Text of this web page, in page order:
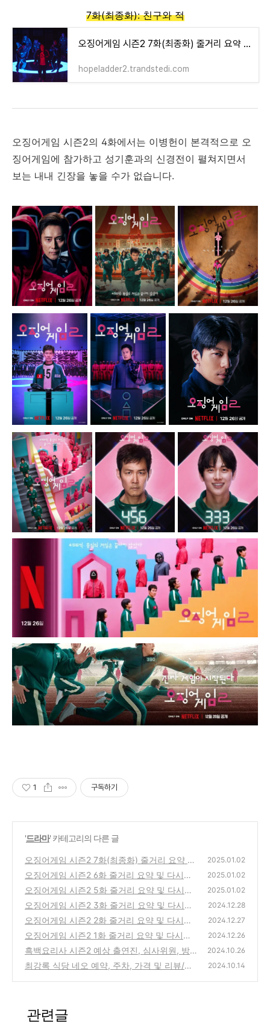
7화(최종화): 친구와 적
오징어게임 시즌2 7화(최종화) 줄거리 요약 및 다시보기
hopeladder2.trandstedi.com
오징어게임 시즌2의 4화에서는 이병헌이 본격적으로 오
징어게임에 참가하고 성기훈과의 신경전이 펼쳐지면서
보는 내내 긴장을 놓을 수가 없습니다.
1 구독하기
'드라마' 카테고리의 다른 글
오징어게임 시즌2 7화(최종화) 줄거리 요약 및
다시보기
(0)
2025.01.02
오징어게임 시즌2 6화 줄거리 요약 및 다시보
기
(0)
2025.01.02
오징어게임 시즌2 5화 줄거리 요약 및 다시보
기
(0)
2025.01.02
오징어게임 시즌2 3화 줄거리 요약 및 다시보
기
(0)
2024.12.28
오징어게임 시즌2 2화 줄거리 요약 및 다시보
기
(0)
2024.12.27
오징어게임 시즌2 1화 줄거리 요약 및 다시보
기
(1)
2024.12.26
흑백요리사 시즌2 예상 출연진, 심사위원, 방
영 날짜 총정리
(1)
2024.10.26
최강록 식당 네오 예약, 주차, 가격 및 리뷰/평
2024.10.14
관련글